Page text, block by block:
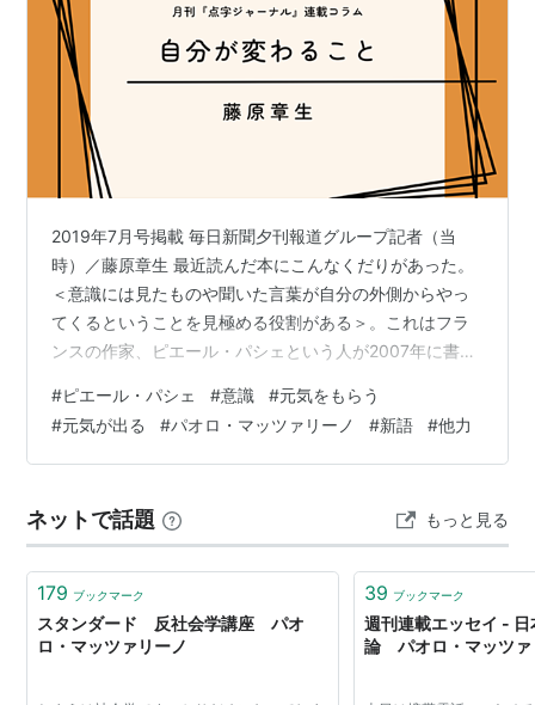
が昔からありますが、それは真っ赤なウソで
す。ごく初歩的な論理的思考の訓練すら受けて
いない人、あるいは論理的思考のセンスのない
人は、何語を使おうと、筋の通った話などでき
っこないのです。
2019年7月号掲載 毎日新聞夕刊報道グループ記者（当
時）／藤原章生 最近読んだ本にこんなくだりがあった。
＜意識には見たものや聞いた言葉が自分の外側からやっ
てくるということを見極める役割がある＞。これはフラ
ンスの作家、ピエール・パシェという人が2007年に書い
1937年に生まれ、2016年に亡くなっている。この作品は
認知症で息子のこともよくわからなくなった母親をつぶ
さに観察し、あれこれと考えを深めたものだが、最初の
時々母親に電話を入れる。すると、母親は型通りの挨拶
のあと「いま面白いラジオを聞…
#ピエール・パシェ #意識 #元気をもらう
#元気が出る #パオロ・マッツァリーノ #新語 #他力
ネットで話題 もっと見る
179 ブックマーク
スタンダード 反社会学講座 パオ
ロ・マッツァリーノ
39 ブックマーク
週刊連載エッセイ -
論 パオロ・マッツァ